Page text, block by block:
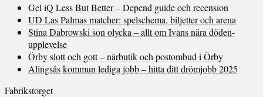
Gel iQ Less But Better – Depend guide och recension
UD Las Palmas matcher: spelschema, biljetter och arena
Stina Dabrowski son olycka – allt om Ivans nära döden-
upplevelse
Örby slott och gott – närbutik och postombud i Örby
Alingsås kommun lediga jobb – hitta ditt drömjobb 2025
Fabrikstorget